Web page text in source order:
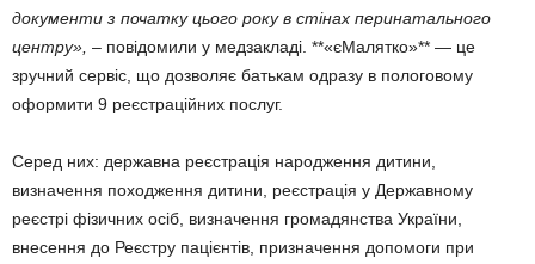
документи з початку цього року в стінах перинатального
центру», – повідомили у медзакладі. **«єМалятко»** — це
зручний сервіс, що дозволяє батькам одразу в пологовому
оформити 9 реєстраційних послуг.
Серед них: державна реєстрація народження дитини,
визначення походження дитини, реєстрація у Державному
реєстрі фізичних осіб, визначення громадянства України,
внесення до Реєстру пацієнтів, призначення допомоги при